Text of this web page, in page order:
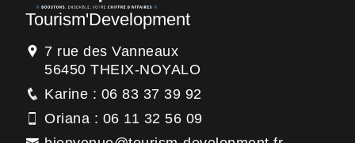
Tourism'Development
7 rue des Vanneaux
56450 THEIX-NOYALO
Karine : 06 83 37 39 92
Oriana : 06 11 32 56 09